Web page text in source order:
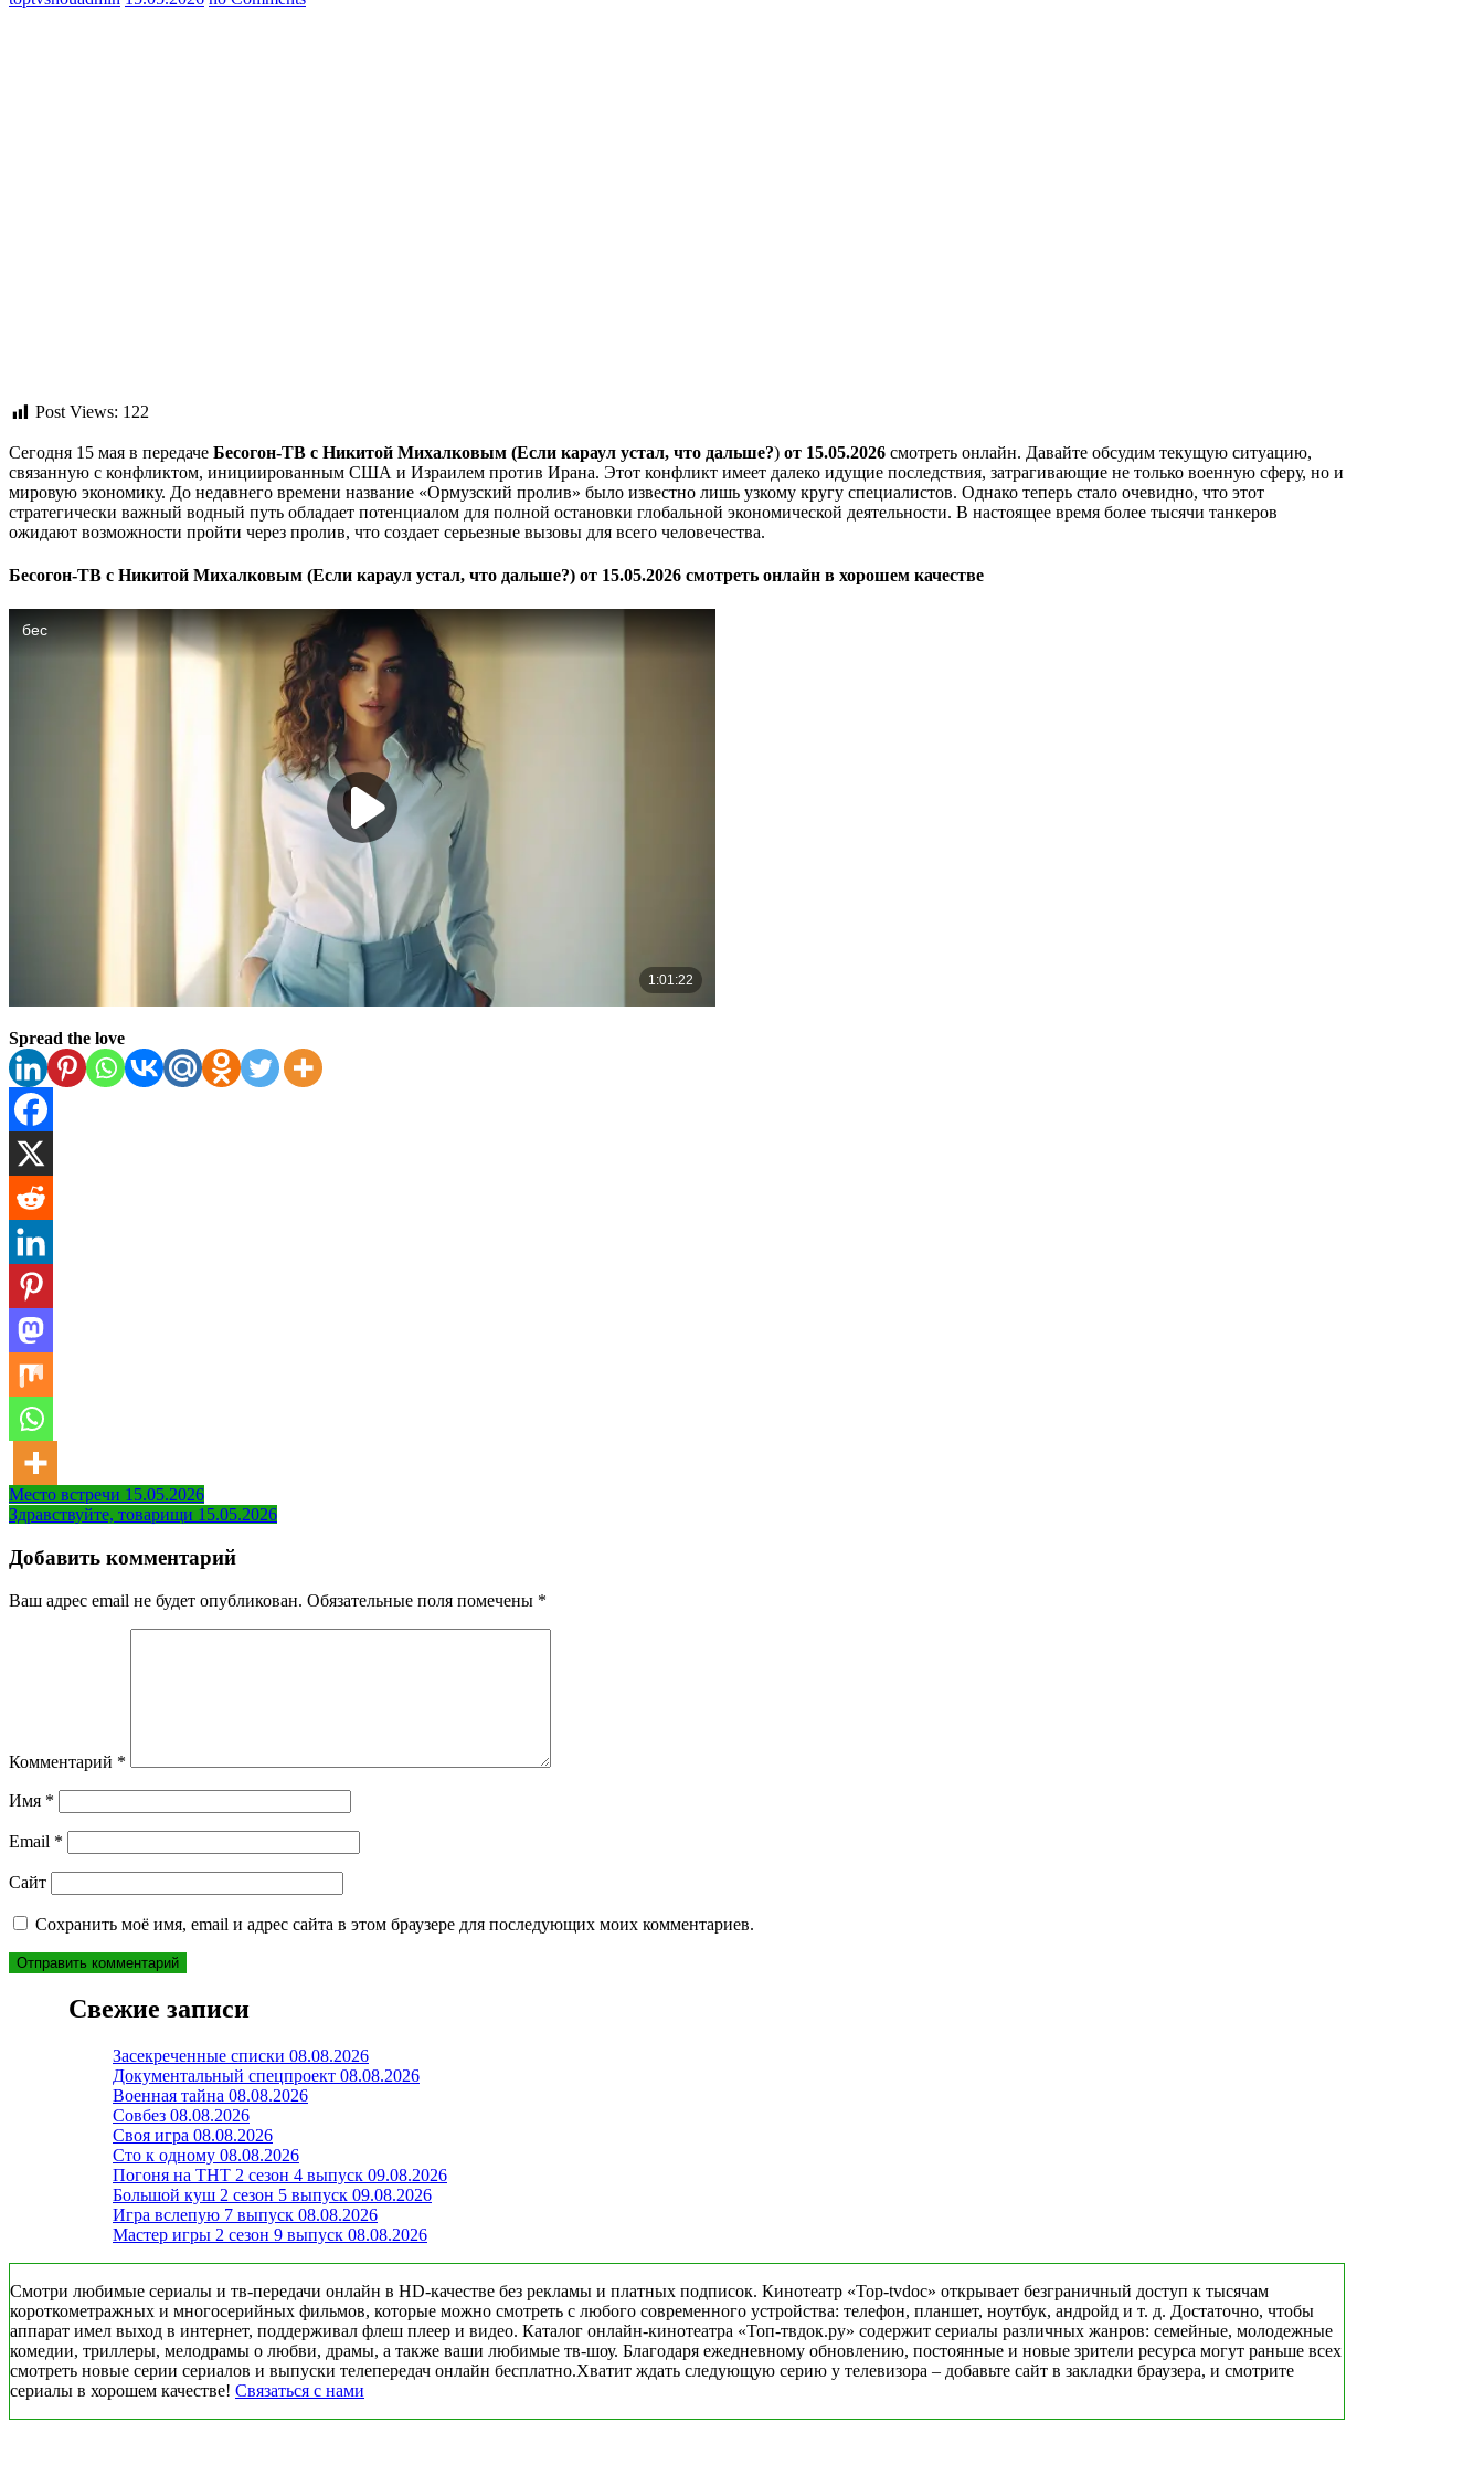
Post Views: 122
Сегодня 15 мая в передаче Бесогон-ТВ с Никитой Михалковым (Если караул устал, что дальше?) от 15.05.2026 смотреть онлайн. Давайте обсудим текущую ситуацию,
связанную с конфликтом, инициированным США и Израилем против Ирана. Этот конфликт имеет далеко идущие последствия, затрагивающие не только военную сферу, но и
мировую экономику. До недавнего времени название «Ормузский пролив» было известно лишь узкому кругу специалистов. Однако теперь стало очевидно, что этот
стратегически важный водный путь обладает потенциалом для полной остановки глобальной экономической деятельности. В настоящее время более тысячи танкеров
ожидают возможности пройти через пролив, что создает серьезные вызовы для всего человечества.
Бесогон-ТВ с Никитой Михалковым (Если караул устал, что дальше?) от 15.05.2026 смотреть онлайн в хорошем качестве
Spread the love
Навигация
по
записям
Место встречи 15.05.2026
Здравствуйте, товарищи 15.05.2026
Добавить комментарий
Ваш адрес email не будет опубликован. Обязательные поля помечены *
Комментарий *
Имя *
Email *
Сайт
Сохранить моё имя, email и адрес сайта в этом браузере для последующих моих комментариев.
Свежие записи
Засекреченные списки 08.08.2026
Документальный спецпроект 08.08.2026
Военная тайна 08.08.2026
Совбез 08.08.2026
Своя игра 08.08.2026
Сто к одному 08.08.2026
Погоня на ТНТ 2 сезон 4 выпуск 09.08.2026
Большой куш 2 сезон 5 выпуск 09.08.2026
Игра вслепую 7 выпуск 08.08.2026
Мастер игры 2 сезон 9 выпуск 08.08.2026
Смотри любимые сериалы и тв-передачи онлайн в HD-качестве без рекламы и платных подписок. Кинотеатр «Top-tvdoc» открывает безграничный доступ к тысячам
короткометражных и многосерийных фильмов, которые можно смотреть с любого современного устройства: телефон, планшет, ноутбук, андройд и т. д. Достаточно, чтобы
аппарат имел выход в интернет, поддерживал флеш плеер и видео. Каталог онлайн-кинотеатра «Топ-твдок.ру» содержит сериалы различных жанров: семейные, молодежные
комедии, триллеры, мелодрамы о любви, драмы, а также ваши любимые тв-шоу. Благодаря ежедневному обновлению, постоянные и новые зрители ресурса могут раньше всех
смотреть новые серии сериалов и выпуски телепередач онлайн бесплатно.Хватит ждать следующую серию у телевизора – добавьте сайт в закладки браузера, и смотрите
сериалы в хорошем качестве! Связаться с нами